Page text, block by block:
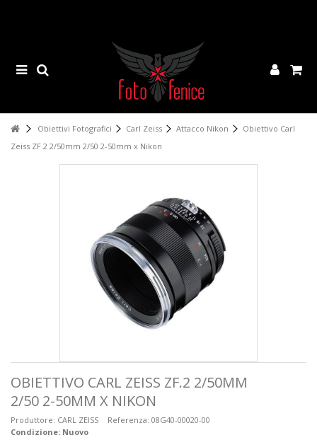
Obiettivi Fotografici Carl Zeiss Attacco Nikon
Obiettivo Carl
Zeiss ZF.2 2/50mm 2/50 2-50mm x Nikon
OBIETTIVO CARL ZEISS ZF.2 2/50MM
2/50 2-50MM X NIKON
Produttore: CARL ZEISS Referenza: 08G40-00020-00
Condizione: Nuovo